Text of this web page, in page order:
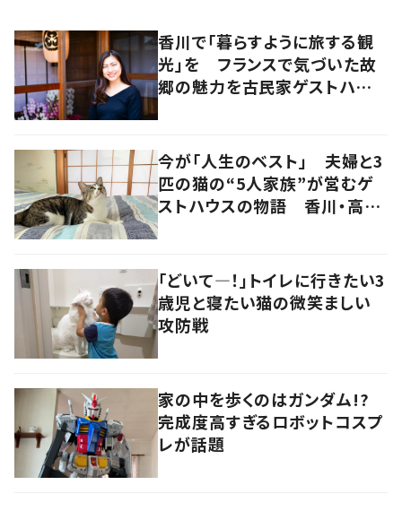
香川で「暮らすように旅する観
光」を フランスで気づいた故
郷の魅力を古民家ゲストハウス
今が「人生のベスト」 夫婦と3
匹の猫の“5人家族”が営むゲ
ストハウスの物語 香川・高松
「どいて―！」トイレに行きたい3
歳児と寝たい猫の微笑ましい
攻防戦
家の中を歩くのはガンダム!?
完成度高すぎるロボットコスプ
レが話題